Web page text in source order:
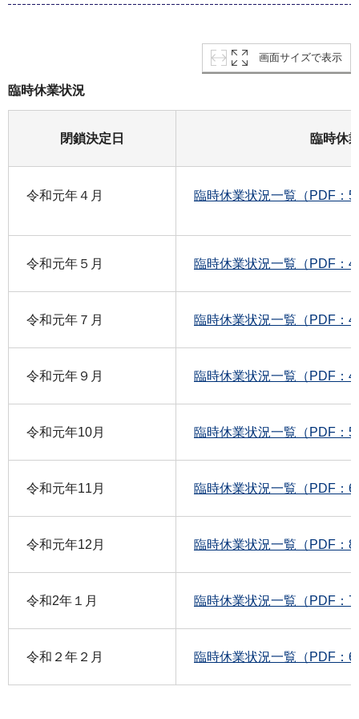
画面サイズで表示
臨時休業状況
閉鎖決定日 臨時休
令和元年４月 臨時休業状況一覧（PDF：
令和元年５月 臨時休業状況一覧（PDF：
令和元年７月 臨時休業状況一覧（PDF：
令和元年９月 臨時休業状況一覧（PDF：
令和元年10月 臨時休業状況一覧（PDF：
令和元年11月 臨時休業状況一覧（PDF：
令和元年12月 臨時休業状況一覧（PDF：
令和2年１月 臨時休業状況一覧（PDF：
令和２年２月 臨時休業状況一覧（PDF：